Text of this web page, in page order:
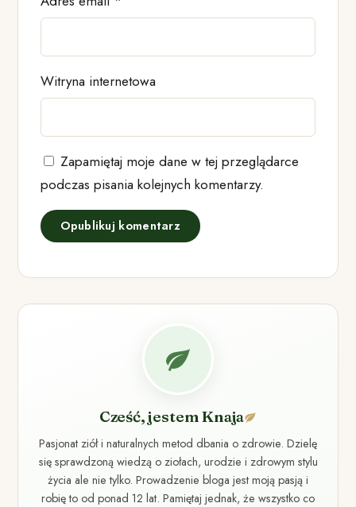
Witryna internetowa
Zapamiętaj moje dane w tej przeglądarce
podczas pisania kolejnych komentarzy.
Cześć, jestem Knaja
Pasjonat ziół i naturalnych metod dbania o zdrowie. Dzielę
się sprawdzoną wiedzą o ziołach, urodzie i zdrowym stylu
życia ale nie tylko. Prowadzenie bloga jest moją pasją i
robię to od ponad 12 lat. Pamiętaj jednak, że wszystko co